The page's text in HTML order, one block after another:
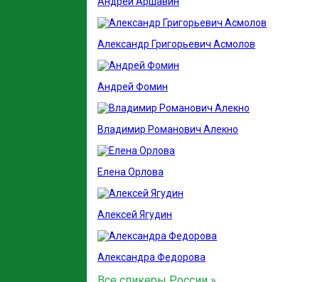
Александр Григорьевич Асмолов
Андрей Фомин
Владимир Романович Алекно
Елена Орлова
Алексей Ягудин
Александра Федорова